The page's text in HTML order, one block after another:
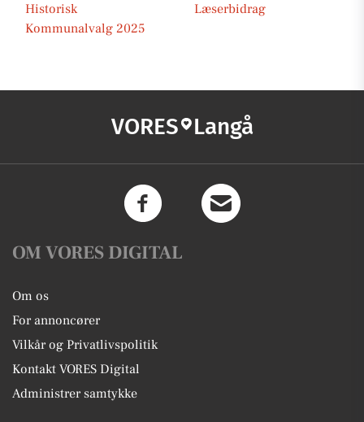
Historisk
Læserbidrag
Kommunalvalg 2025
VORES Langå
OM VORES DIGITAL
Om os
For annoncører
Vilkår og Privatlivspolitik
Kontakt VORES Digital
Administrer samtykke